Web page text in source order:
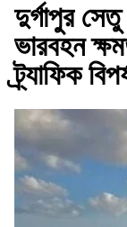
দুর্গাপুর
ভারবহন
ট্র্যাফিক